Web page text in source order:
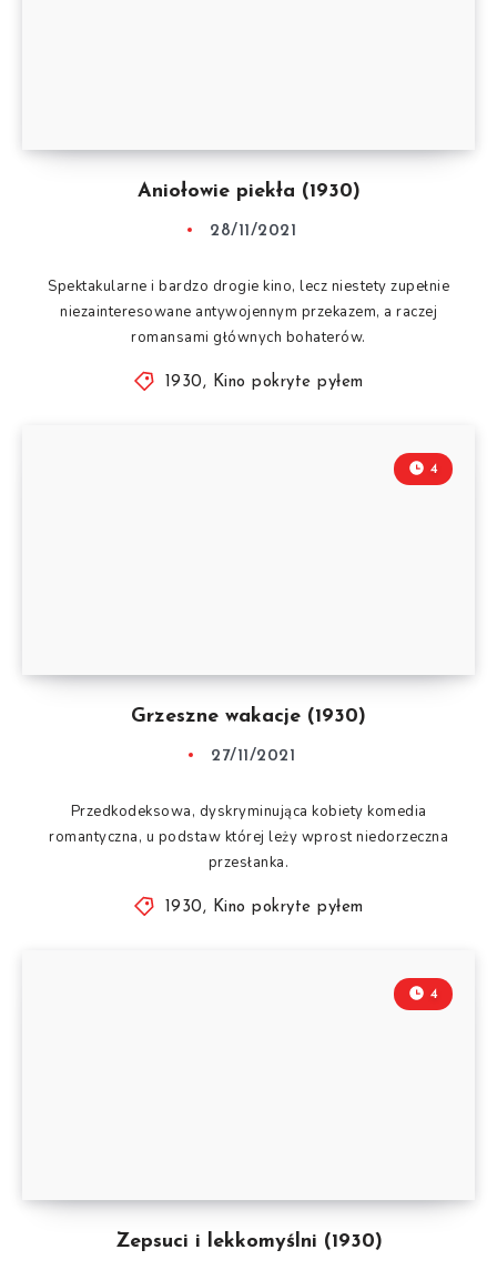
Aniołowie piekła (1930)
28/11/2021
Spektakularne i bardzo drogie kino, lecz niestety zupełnie
niezainteresowane antywojennym przekazem, a raczej
romansami głównych bohaterów.
1930, Kino pokryte pyłem
Grzeszne wakacje (1930)
4
27/11/2021
Przedkodeksowa, dyskryminująca kobiety komedia
romantyczna, u podstaw której leży wprost niedorzeczna
przesłanka.
1930, Kino pokryte pyłem
Zepsuci i lekkomyślni (1930)
4